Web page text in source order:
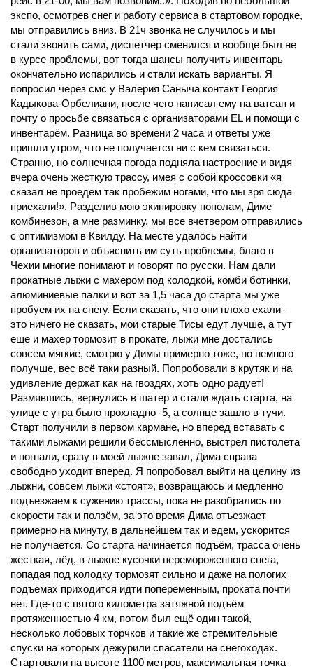
экспо, осмотрев снег и работу сервиса в стартовом городке,
мы отправились вниз. В 21ч звонка не случилось и мы
стали звонить сами, диспетчер сменился и вообще был не
в курсе проблемы, вот тогда шансы получить инвентарь
окончательно испарились и стали искать варианты. Я
попросил через смс у Валерия Саныча контакт Георгия
Кадыкова-Орбелиани, после чего написал ему на ватсап и
почту о просьбе связаться с организаторами EL и помощи с
инвентарём. Разница во времени 2 часа и ответы уже
пришли утром, что не получается ни с кем связаться.
Странно, но солнечная погода подняла настроение и видя
вчера очень жесткую трассу, имея с собой кроссовки «я
сказал не проедем так пробежим ногами, что мы зря сюда
приехали!». Разделив мою экипировку пополам, Диме
комбинезон, а мне разминку, мы все вчетвером отправились
с оптимизмом в Квилду. На месте удалось найти
организаторов и объяснить им суть проблемы, благо в
Чехии многие понимают и говорят по русски. Нам дали
прокатные лыжи с махером под колодкой, комби ботинки,
алюминиевые палки и вот за 1,5 часа до старта мы уже
пробуем их на снегу. Если сказать, что они плохо ехали –
это ничего не сказать, мои старые Тисы едут лучше, а тут
еще и махер тормозит в прокате, лыжи мне достались
совсем мягкие, смотрю у Димы примерно тоже, но немного
получше, вес всё таки разный. Попробовали в крутяк и на
удивление держат как на гвоздях, хоть одно радует!
Размявшись, вернулись в шатер и стали ждать старта, на
улице с утра было прохладно -5, а солнце зашло в тучи.
Старт получили в первом кармане, но вперед вставать с
такими лыжами решили бессмысленно, выстрел пистолета
и погнали, сразу в моей лыжне завал, Дима справа
свободно уходит вперед. Я попробовал выйти на целину из
лыжни, совсем лыжи «стоят», возвращаюсь и медленно
подъезжаем к сужению трассы, пока не разобрались по
скорости так и ползём, за это время Дима отъезжает
примерно на минуту, в дальнейшем так и едем, ускорится
не получается. Со старта начинается подъём, трасса очень
жесткая, лёд, в лыжне кусочки перемороженного снега,
попадая под колодку тормозят сильно и даже на пологих
подъёмах приходится идти попеременным, проката почти
нет. Где-то с пятого километра затяжной подъём
протяженностью 4 км, потом был ещё один такой,
несколько лобовых торчков и такие же стремительные
спуски на которых дежурили спасатели на снегоходах.
Стартовали на высоте 1100 метров, максимальная точка